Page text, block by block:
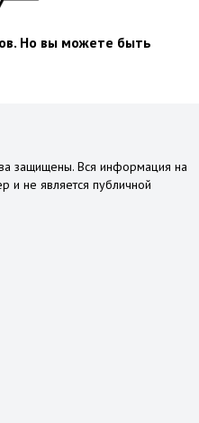
Но вы можете быть
защищены. Вся информация на
и не является публичной